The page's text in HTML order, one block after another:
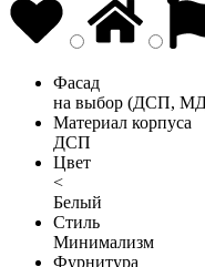
Фасад
на выбор (ДСП,
Материал корпуса
ДСП
Цвет
<
Белый
Стиль
Минимализм
Фурнитура